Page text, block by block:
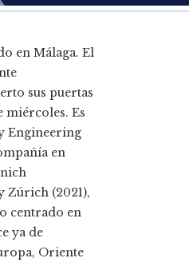
en Málaga. El
sus puertas
miércoles. Es
Engineering
en
Zúrich (2021),
centrado en
ya de
Oriente